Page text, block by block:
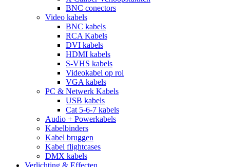
BNC conectors
Video kabels
BNC kabels
RCA Kabels
DVI kabels
HDMI kabels
S-VHS kabels
Videokabel op rol
VGA kabels
PC & Netwerk Kabels
USB kabels
Cat 5-6-7 kabels
Audio + Powerkabels
Kabelbinders
Kabel bruggen
Kabel flightcases
DMX kabels
Verlichting & Effecten